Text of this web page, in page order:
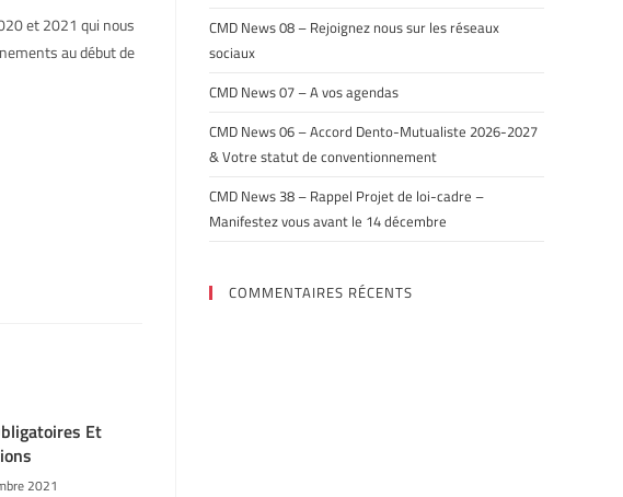
et 2021 qui nous
au début de
Et
2021
CMD News 08 – Rejoignez nous sur les réseaux
sociaux
CMD News 07 – A vos agendas
CMD News 06 – Accord Dento-Mutualiste 2026-2027
& Votre statut de conventionnement
CMD News 38 – Rappel Projet de loi-cadre –
Manifestez vous avant le 14 décembre
COMMENTAIRES RÉCENTS